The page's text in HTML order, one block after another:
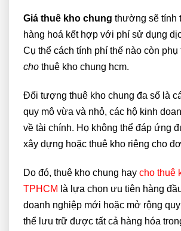
Giá thuê kho chung thường sẽ tính
hàng hoá kết hợp với phí sử dụng
Cụ thể cách tính phí thế nào còn
cho thuê kho chung hcm.
Đối tượng thuê kho chung đa số là
quy mô vừa và nhỏ, các hộ kinh
về tài chính. Họ không thể đáp ứng
xây dựng hoặc thuê kho riêng cho
Do đó, thuê kho chung hay cho thuê
TPHCM là lựa chọn ưu tiên hàng
doanh nghiệp mới hoặc mở rộng
thể lưu trữ được tất cả hàng hóa